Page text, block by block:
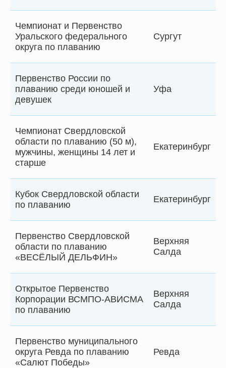
Чемпионат и Первенство
Уральского федерального
округа по плаванию
Сургут
Первенство России по
плаванию среди юношей и
девушек
Уфа
Чемпионат Свердловской
области по плаванию (50 м),
мужчины, женщины 14 лет и
старше
Екатеринбург
Кубок Свердловской области
по плаванию
Екатеринбург
Первенство Свердловской
области по плаванию
«ВЕСЁЛЫЙ ДЕЛЬФИН»
Верхняя
Салда
Открытое Первенство
Корпорации ВСМПО-АВИСМА
по плаванию
Верхняя
Салда
Первенство муниципального
округа Ревда по плаванию
«Салют Победы»
Ревда